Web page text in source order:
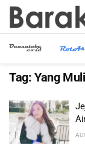
Tag: Yang